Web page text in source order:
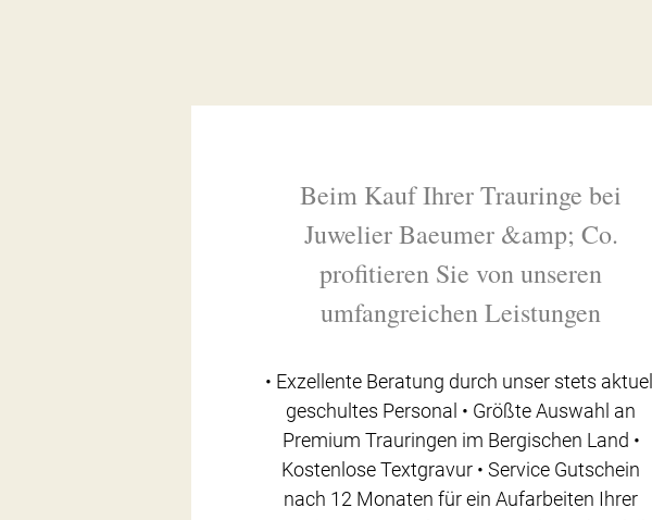
Beim Kauf Ihrer Trauringe bei
Juwelier Baeumer &amp; Co.
profitieren Sie von unseren
umfangreichen Leistungen
• Exzellente Beratung durch unser stets aktuell
geschultes Personal • Größte Auswahl an
Premium Trauringen im Bergischen Land •
Kostenlose Textgravur • Service Gutschein
nach 12 Monaten für ein Aufarbeiten Ihrer